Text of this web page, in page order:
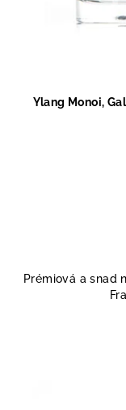
Ylang Monoi,
Prémiová a snad